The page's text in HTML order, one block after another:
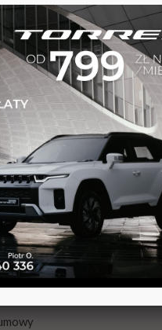
przed 1 stycznia 2019.
2019 i później nie będzie
wpadnięcia w limit 150 tys.
150 tys. zł.
pojazd w modelu
osoby na ryczałcie nie
jest symboliczne.
że akurat klientów Opla